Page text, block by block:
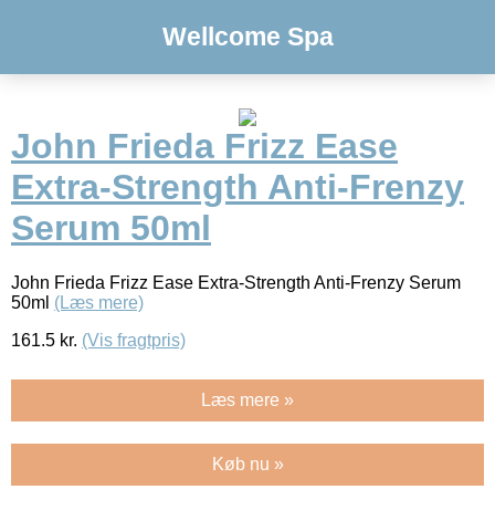
Wellcome Spa
John Frieda Frizz Ease
Extra-Strength Anti-Frenzy
Serum 50ml
John Frieda Frizz Ease Extra-Strength Anti-Frenzy Serum
50ml (Læs mere)
161.5 kr. (Vis fragtpris)
Læs mere »
Køb nu »